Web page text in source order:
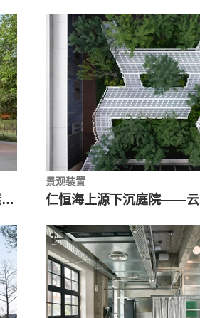
“两个更好”城市书屋 —— 百花园书屋 / 刘宇扬建筑事务所
景观装置